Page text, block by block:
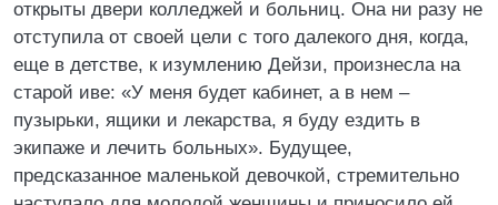
открыты двери колледжей и больниц. Она ни разу не
отступила от своей цели с того далекого дня, когда,
еще в детстве, к изумлению Дейзи, произнесла на
старой иве: «У меня будет кабинет, а в нем –
пузырьки, ящики и лекарства, я буду ездить в
экипаже и лечить больных». Будущее,
предсказанное маленькой девочкой, стремительно